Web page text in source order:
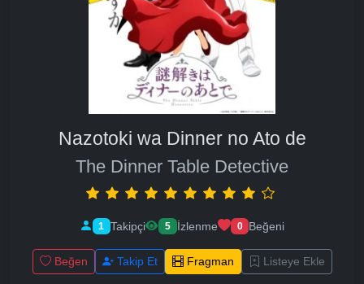
Nazotoki wa Dinner no Ato de
The Dinner Table Detective
1 Takipçi 5 İzlenme 0 Beğeni
Beğen Takip Et Fragman Listeye Ekle